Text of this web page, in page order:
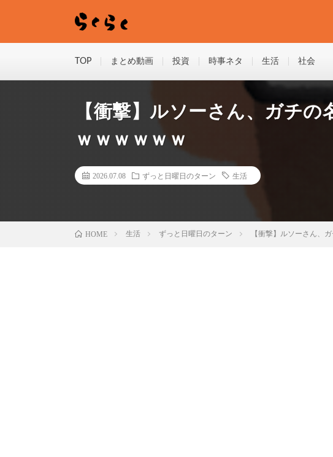
TOP まとめ動画 投資 時事ネタ 生活 社会
【衝撃】ルソーさん、ガチの
ｗｗｗｗｗｗ
2026.07.08 ずっと日曜日のターン 生活
HOME 生活 ずっと日曜日のターン 【衝撃】ルソーさん、